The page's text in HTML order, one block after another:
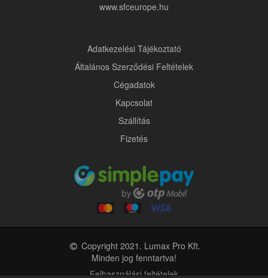
www.sfceurope.hu
Adatkezelési Tájékoztató
Általános Szerződési Feltételek
Cégadatok
Kapcsolat
Szállítás
Fizetés
Copyright 2021. Lumax Pro Kft.
Minden jog fenntartva!
Felhasználási feltételek